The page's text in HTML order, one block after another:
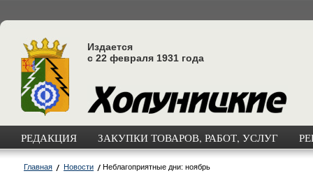
Издается
с 22 февраля 1931 года
РЕДАКЦИЯ ЗАКУПКИ ТОВАРОВ, РАБОТ, УСЛУГ
Главная Новости Неблагоприятные дни: ноябрь